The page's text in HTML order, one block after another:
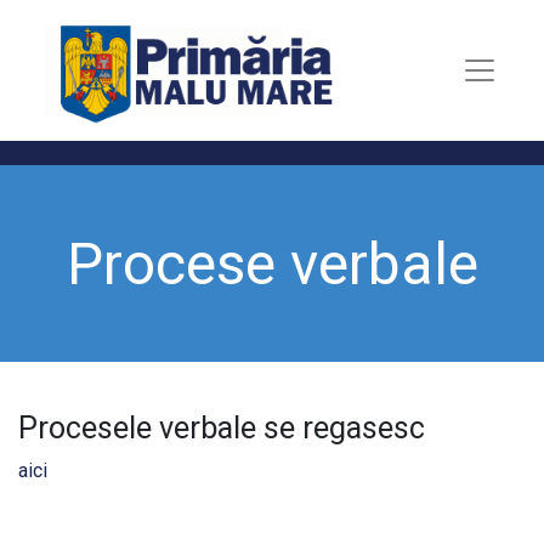
Procese verbale
Procesele verbale se regasesc
aici